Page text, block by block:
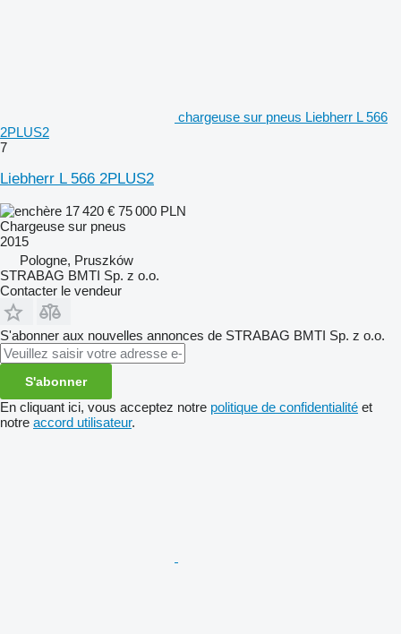
chargeuse sur pneus Liebherr L 566
2PLUS2
7
Liebherr L 566 2PLUS2
17 420 € 75 000 PLN
Chargeuse sur pneus
2015
Pologne, Pruszków
STRABAG BMTI Sp. z o.o.
Contacter le vendeur
S'abonner aux nouvelles annonces de STRABAG BMTI Sp. z o.o.
S'abonner
En cliquant ici, vous acceptez notre politique de confidentialité et
notre accord utilisateur.